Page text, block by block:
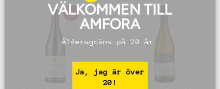
VÄLKOMMEN TILL
AMFORA
Åldersgräns på 20 år.
Ja, jag är över
20!